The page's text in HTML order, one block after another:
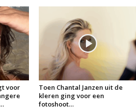
voor
Toen Chantal Janzen uit de
kleren ging voor een
fotoshoot…